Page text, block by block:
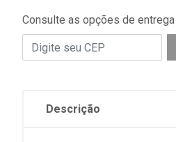
Consulte as opções de entrega
Descrição